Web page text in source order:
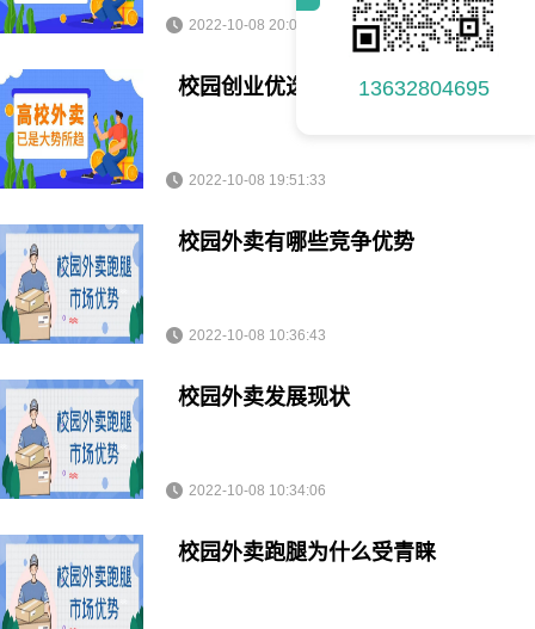
13632804695
2022-10-08 20:02:10
校园创业优选项目-逐趣校园外卖跑
2022-10-08 19:51:33
校园外卖有哪些竞争优势
2022-10-08 10:36:43
校园外卖发展现状
2022-10-08 10:34:06
校园外卖跑腿为什么受青睐